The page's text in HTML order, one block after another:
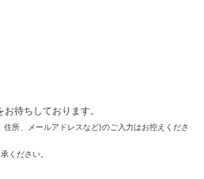
待ちしております。
所、メールアドレスなど)のご入力はお控えくださ
ください。